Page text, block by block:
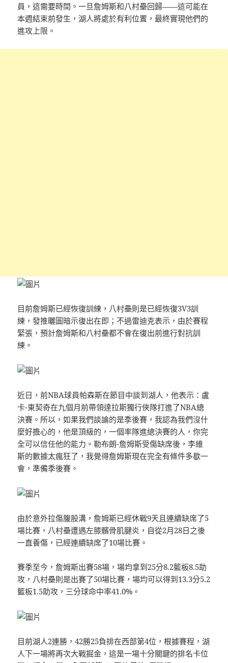
員，這需要時間。一旦詹姆斯和八村壘回歸——這可能在
本週結束前發生，湖人將處於有利位置，最終實現他們的
進攻上限。
目前詹姆斯已經恢復訓練，八村壘則是已經恢復3V3訓
練，發推曬圖暗示復出在即；不過雷迪克表示，由於賽程
緊張，預計詹姆斯和八村壘都不會在復出前進行對抗訓
練。
近日，前NBA球員帕森斯在節目中談到湖人，他表示：盧
卡-東契奇在九個月前帶領達拉斯獨行俠隊打進了NBA總
決賽。所以，如果我們談論的是季後賽，我認為我們沒什
麼好擔心的，他是頂級的，一個率隊進總決賽的人，你完
全可以信任他的能力。勒布朗-詹姆斯受傷缺席後，李維
斯的數據太瘋狂了，我覺得詹姆斯現在完全有條件多歇一
會，準備季後賽。
由於意外拉傷腹股溝，詹姆斯已經休戰9天且連續缺席了5
場比賽，八村壘遭遇左膝髕骨肌腱炎，自從2月28日之後
一直養傷，已經連續缺席了10場比賽。
賽季至今，詹姆斯出賽58場，場均拿到25分8.2籃板8.5助
攻，八村壘則是出賽了50場比賽，場均可以得到13.3分5.2
籃板1.5助攻，三分球命中率41.0%。
目前湖人2連勝，42勝25負排在西部第4位，根據賽程，湖
人下一場將再次大戰掘金，這是一場十分關鍵的排名卡位